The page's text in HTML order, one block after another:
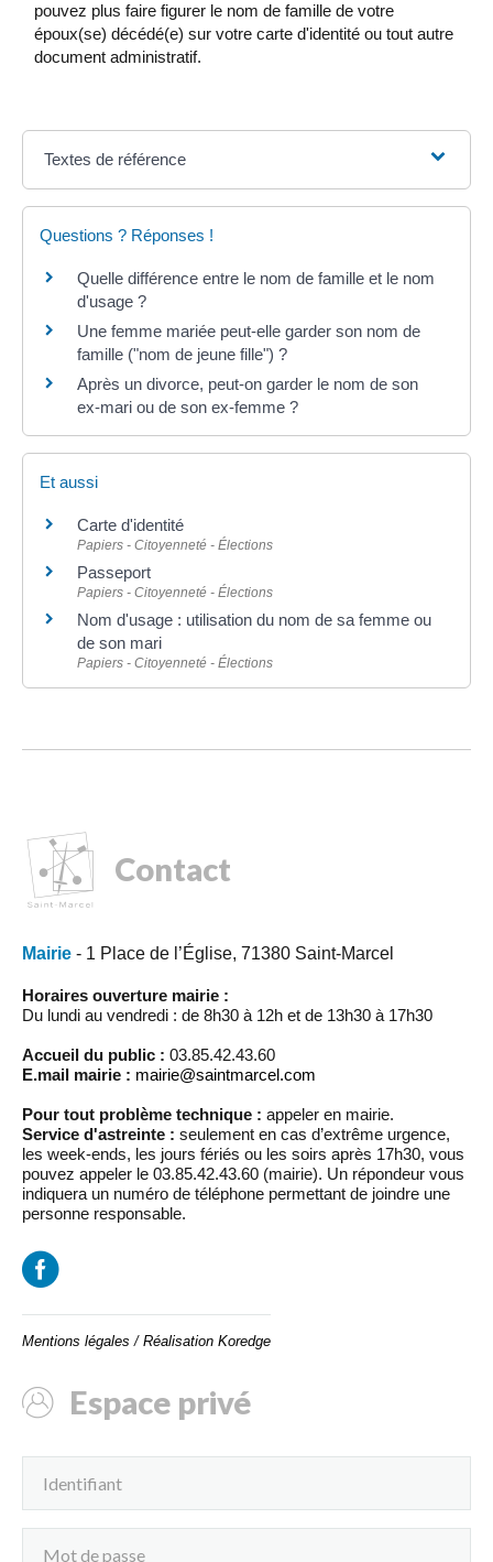
pouvez plus faire figurer le nom de famille de votre
époux(se) décédé(e) sur votre carte d'identité ou tout autre
document administratif.
Textes de référence
Questions ? Réponses !
Quelle différence entre le nom de famille et le nom
d'usage ?
Une femme mariée peut-elle garder son nom de
famille ("nom de jeune fille") ?
Après un divorce, peut-on garder le nom de son
ex-mari ou de son ex-femme ?
Et aussi
Carte d'identité
Papiers - Citoyenneté - Élections
Passeport
Papiers - Citoyenneté - Élections
Nom d'usage : utilisation du nom de sa femme ou
de son mari
Papiers - Citoyenneté - Élections
Contact
Mairie - 1 Place de l’Église, 71380 Saint-Marcel
Horaires ouverture mairie :
Du lundi au vendredi : de 8h30 à 12h et de 13h30 à 17h30
Accueil du public : 03.85.42.43.60
E.mail mairie : mairie@saintmarcel.com
Pour tout problème technique : appeler en mairie.
Service d'astreinte : seulement en cas d’extrême urgence,
les week-ends, les jours fériés ou les soirs après 17h30, vous
pouvez appeler le 03.85.42.43.60 (mairie). Un répondeur vous
indiquera un numéro de téléphone permettant de joindre une
personne responsable.
Mentions légales / Réalisation Koredge
Espace privé